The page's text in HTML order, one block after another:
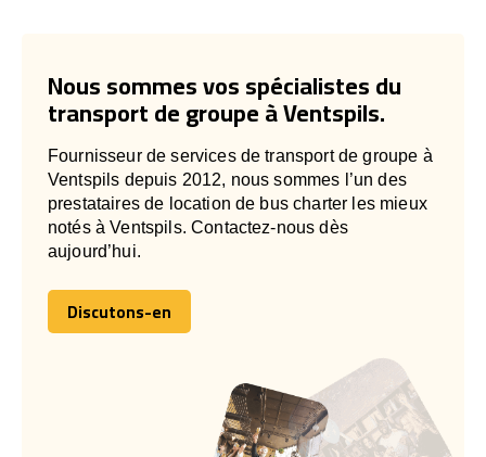
Nous sommes vos spécialistes du
transport de groupe à Ventspils.
Fournisseur de services de transport de groupe à
Ventspils depuis 2012, nous sommes l’un des
prestataires de location de bus charter les mieux
notés à Ventspils. Contactez-nous dès
aujourd’hui.
Discutons-en
Discutons-en